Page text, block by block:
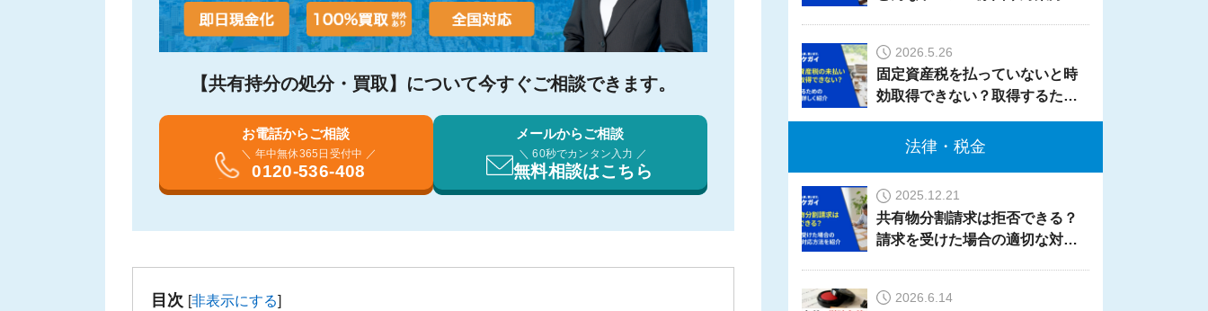
【共有持分の処分・買取】について今すぐご相談できます。
お電話からご相談
＼ 年中無休365日受付中 ／
0120-536-408
メールからご相談
＼ 60秒でカンタン入力 ／
無料相談はこちら
目次 [非表示にする]
2026.5.26
固定資産税を払っていないと時
効取得できない？取得するため
の要件を詳しく紹介
法律・税金
2025.12.21
共有物分割請求は拒否できる？
請求を受けた場合の適切な対応
2026.6.14